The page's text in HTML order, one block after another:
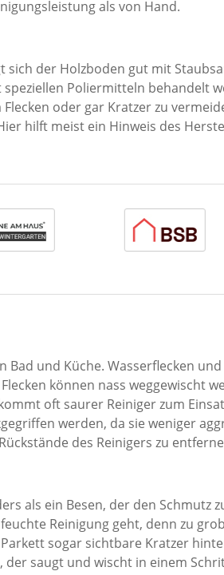
als von Hand.
der Holzboden gut mit
Poliermitteln behandelt
oder gar Kratzer zu
hilft meist ein Hinweis des
und Küche. Wasserflecken
können nass weggewischt
oft saurer Reiniger zum
werden, da sie weniger
des Reinigers zu
als ein Besen, der den Schmutz
Reinigung geht, denn zu
sogar sichtbare Kratzer
der saugt und wischt in einem